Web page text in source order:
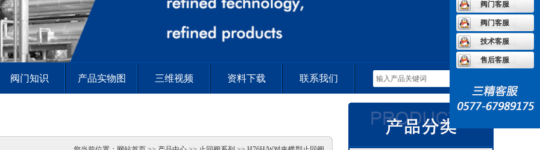
阀门客服
阀门客服
技术客服
售后客服
阀门知识 产品实物图 三维视频 资料下载 联系我们